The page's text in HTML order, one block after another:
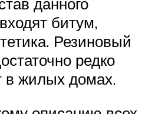
битум,
Резиновый
редко
в жилых домах.